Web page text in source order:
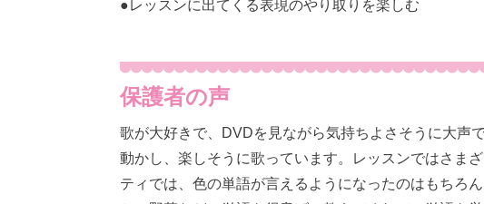
●レッスンに出てくる表現のやり取りを楽しむ
保護者の声
歌が大好きで、DVDを見ながら気持ちよさそうに大声
動かし、楽しそうに歌っています。レッスンではさま
ティでは、色の単語が言えるようになったのはもちろ